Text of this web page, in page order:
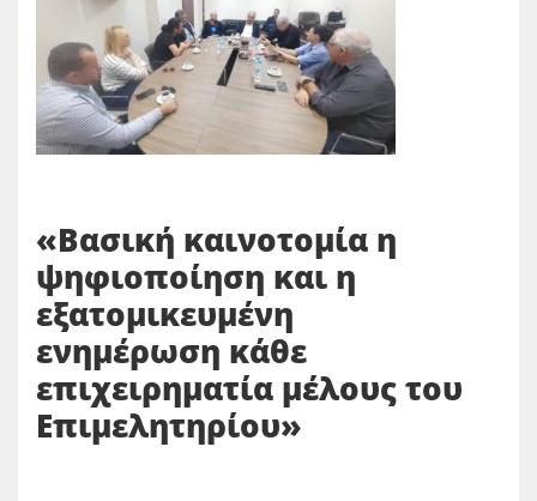
«Βασική καινοτομία η
ψηφιοποίηση και η
εξατομικευμένη
ενημέρωση κάθε
επιχειρηματία μέλους του
Επιμελητηρίου»